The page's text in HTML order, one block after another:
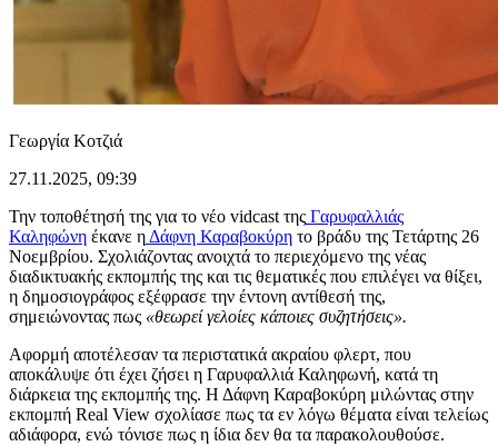
Γεωργία Κοτζιά
27.11.2025, 09:39
Την τοποθέτησή της για το νέο vidcast της Γαρυφαλλιάς
Καληφώνη έκανε ηΔάφνη Καραβοκύρη το βράδυ της Τετάρτης 26
Νοεμβρίου. Σχολιάζοντας ανοιχτά το περιεχόμενο της νέας
διαδικτυακής εκπομπής της και τις θεματικές που επιλέγει να θίξει,
η δημοσιογράφος εξέφρασε την έντονη αντίθεσή της,
σημειώνοντας πως «θεωρεί γελοίες κάποιες συζητήσεις».
Αφορμή αποτέλεσαν τα περιστατικά ακραίου φλερτ, που
αποκάλυψε ότι έχει ζήσει η Γαρυφαλλιά Καληφωνή, κατά τη
διάρκεια της εκπομπής της. Η Δάφνη Καραβοκύρη μιλώντας στην
εκπομπή Real View σχολίασε πως τα εν λόγω θέματα είναι τελείως
αδιάφορα, ενώ τόνισε πως η ίδια δεν θα τα παρακολουθούσε.